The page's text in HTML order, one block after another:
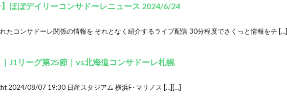
】ほぼデイリーコンサドーレニュース 2024/6/24
たコンサドーレ関係の情報を それとなく紹介するライブ配信 30分程度でさくっと情報をチ […]
J1リーグ第25節｜vs北海道コンサドーレ札幌
2024/08/07 19:30 日産スタジアム 横浜F･マリノス […][…]